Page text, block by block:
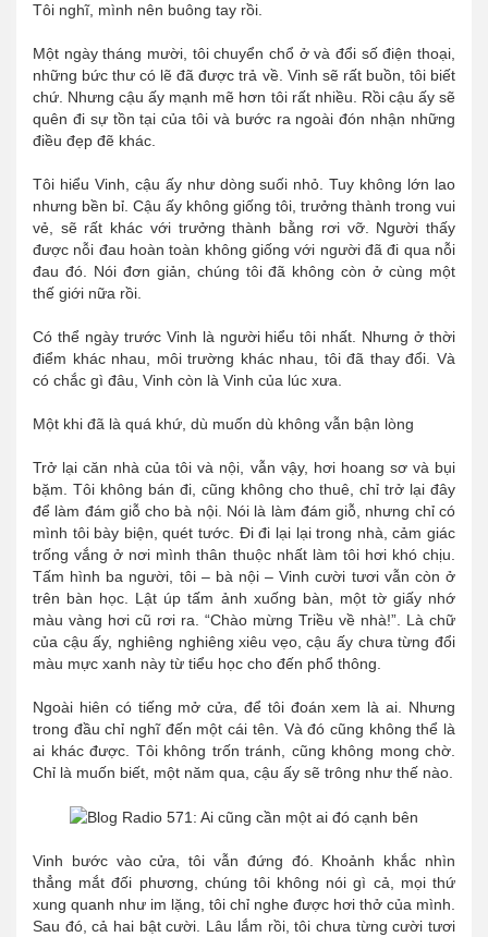
Tôi nghĩ, mình nên buông tay rồi.
Một ngày tháng mười, tôi chuyển chổ ở và đổi số điện thoại,
những bức thư có lẽ đã được trả về. Vinh sẽ rất buồn, tôi biết
chứ. Nhưng cậu ấy mạnh mẽ hơn tôi rất nhiều. Rồi cậu ấy sẽ
quên đi sự tồn tại của tôi và bước ra ngoài đón nhận những
điều đẹp đẽ khác.
Tôi hiểu Vinh, cậu ấy như dòng suối nhỏ. Tuy không lớn lao
nhưng bền bỉ. Cậu ấy không giống tôi, trưởng thành trong vui
vẻ, sẽ rất khác với trưởng thành bằng rơi vỡ. Người thấy
được nỗi đau hoàn toàn không giống với người đã đi qua nỗi
đau đó. Nói đơn giản, chúng tôi đã không còn ở cùng một
thế giới nữa rồi.
Có thể ngày trước Vinh là người hiểu tôi nhất. Nhưng ở thời
điểm khác nhau, môi trường khác nhau, tôi đã thay đổi. Và
có chắc gì đâu, Vinh còn là Vinh của lúc xưa.
Một khi đã là quá khứ, dù muốn dù không vẫn bận lòng
Trở lại căn nhà của tôi và nội, vẫn vậy, hơi hoang sơ và bụi
bặm. Tôi không bán đi, cũng không cho thuê, chỉ trở lại đây
để làm đám giỗ cho bà nội. Nói là làm đám giỗ, nhưng chỉ có
mình tôi bày biện, quét tước. Đi đi lại lại trong nhà, cảm giác
trống vắng ở nơi mình thân thuộc nhất làm tôi hơi khó chịu.
Tấm hình ba người, tôi – bà nội – Vinh cười tươi vẫn còn ở
trên bàn học. Lật úp tấm ảnh xuống bàn, một tờ giấy nhớ
màu vàng hơi cũ rơi ra. “Chào mừng Triều về nhà!”. Là chữ
của cậu ấy, nghiêng nghiêng xiêu vẹo, cậu ấy chưa từng đổi
màu mực xanh này từ tiểu học cho đến phổ thông.
Ngoài hiên có tiếng mở cửa, để tôi đoán xem là ai. Nhưng
trong đầu chỉ nghĩ đến một cái tên. Và đó cũng không thể là
ai khác được. Tôi không trốn tránh, cũng không mong chờ.
Chỉ là muốn biết, một năm qua, cậu ấy sẽ trông như thế nào.
Vinh bước vào cửa, tôi vẫn đứng đó. Khoảnh khắc nhìn
thẳng mắt đối phương, chúng tôi không nói gì cả, mọi thứ
xung quanh như im lặng, tôi chỉ nghe được hơi thở của mình.
Sau đó, cả hai bật cười. Lâu lắm rồi, tôi chưa từng cười tươi